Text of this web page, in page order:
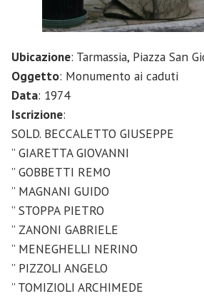
Ubicazione: Tarmassia, Piazza San
Oggetto: Monumento ai caduti
Data: 1974
Iscrizione:
SOLD. BECCALETTO GIUSEPPE
” GIARETTA GIOVANNI
” GOBBETTI REMO
” MAGNANI GUIDO
” STOPPA PIETRO
” ZANONI GABRIELE
” MENEGHELLI NERINO
” PIZZOLI ANGELO
” TOMIZIOLI ARCHIMEDE